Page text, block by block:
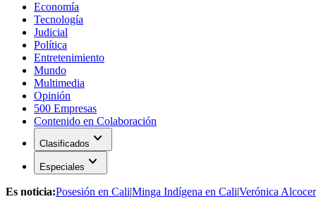
Economía
Tecnología
Judicial
Política
Entretenimiento
Mundo
Multimedia
Opinión
500 Empresas
Contenido en Colaboración
Clasificados expand_more
Especiales expand_more
Es noticia:Posesión en Cali|Minga Indígena en Cali|Verónica Alcocer